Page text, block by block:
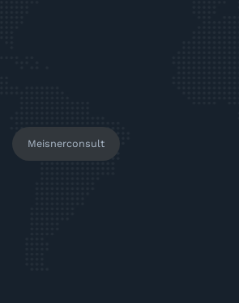
Meisnerconsult